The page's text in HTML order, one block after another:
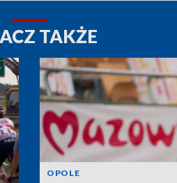
TAKŻE
OPOLE